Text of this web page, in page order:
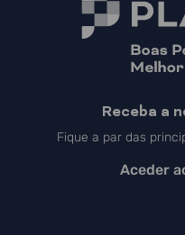
Receba a
Fique a par das
Aceder